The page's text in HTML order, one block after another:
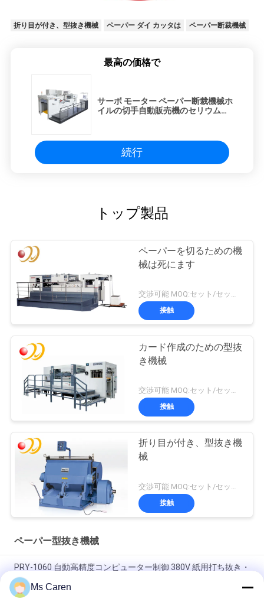
折り目が付き、型抜き機械 ペーパー ダイ カッタは ペーパー断裁機械
最高の価格で
サーボ モーター ペーパー断裁機械ホ
イルの切手自動販売機のセリウムの
続行
トップ製品
ペーパーを切るための機
械は死にます
交渉可能 MOQ:セット/セット1
接触
カード作成のための型抜
き機械
交渉可能 MOQ:セット/セット1
接触
折り目が付き、型抜き機
械
交渉可能 MOQ:セット/セット1
接触
ペーパー型抜き機械
PRY-1060 自動高精度コンピューター制御 380V 紙用打ち抜き・
筋入れ機
Ms Caren